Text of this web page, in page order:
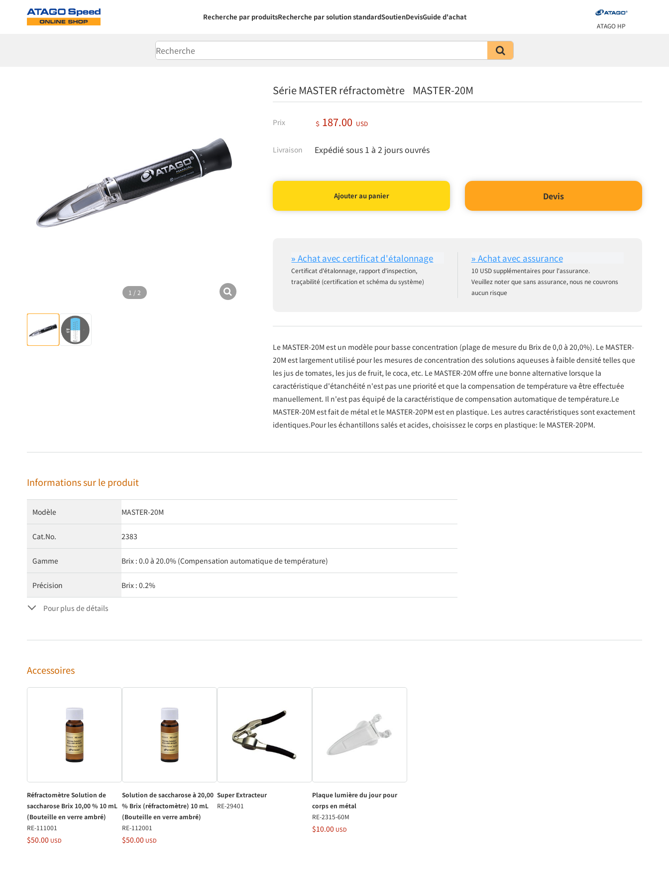
Recherche par produitsRecherche par solution standardSoutienDevisGuide d'achat
ATAGO HP
1 / 2
Série MASTER réfractomètre MASTER-20M
Prix ＄ 187.00 USD
Livraison Expédié sous 1 à 2 jours ouvrés
Devis
Certificat d'étalonnage, rapport d'inspection,
traçabilité (certification et schéma du système)
10 USD supplémentaires pour l'assurance.
Veuillez noter que sans assurance, nous ne couvrons
aucun risque
Le MASTER-20M est un modèle pour basse concentration (plage de mesure du Brix de 0,0 à 20,0%). Le MASTER-
20M est largement utilisé pour les mesures de concentration des solutions aqueuses à faible densité telles que
les jus de tomates, les jus de fruit, le coca, etc. Le MASTER-20M offre une bonne alternative lorsque la
caractéristique d'étanchéité n'est pas une priorité et que la compensation de température va être effectuée
manuellement. Il n'est pas équipé de la caractéristique de compensation automatique de température.Le
MASTER-20M est fait de métal et le MASTER-20PM est en plastique. Les autres caractéristiques sont exactement
identiques.Pour les échantillons salés et acides, choisissez le corps en plastique: le MASTER-20PM.
Informations sur le produit
Modèle MASTER-20M
Cat.No. 2383
Gamme Brix : 0.0 à 20.0% (Compensation automatique de température)
Précision Brix : 0.2%
Pour plus de détails
Accessoires
Réfractomètre Solution de
saccharose Brix 10,00 % 10 mL
(Bouteille en verre ambré)
RE-111001
$50.00 USD
Solution de saccharose à 20,00
% Brix (réfractomètre) 10 mL
(Bouteille en verre ambré)
RE-112001
$50.00 USD
Super Extracteur
RE-29401
Plaque lumière du jour pour
corps en métal
RE-2315-60M
$10.00 USD